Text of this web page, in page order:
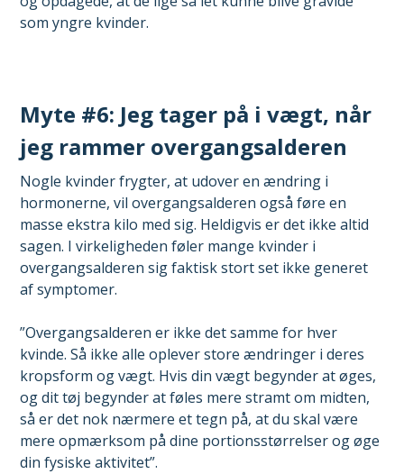
som yngre kvinder.
Myte #6: Jeg tager på i vægt, når
jeg rammer overgangsalderen
Nogle kvinder frygter, at udover en ændring i
hormonerne, vil overgangsalderen også føre en
masse ekstra kilo med sig. Heldigvis er det ikke altid
sagen. I virkeligheden føler mange kvinder i
overgangsalderen sig faktisk stort set ikke generet
af symptomer.
”Overgangsalderen er ikke det samme for hver
kvinde. Så ikke alle oplever store ændringer i deres
kropsform og vægt. Hvis din vægt begynder at øges,
og dit tøj begynder at føles mere stramt om midten,
så er det nok nærmere et tegn på, at du skal være
mere opmærksom på dine portionsstørrelser og øge
din fysiske aktivitet”.